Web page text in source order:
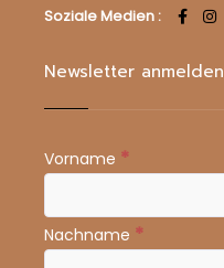
Soziale Medien :
Newsletter anmelden
Vorname *
Nachname *